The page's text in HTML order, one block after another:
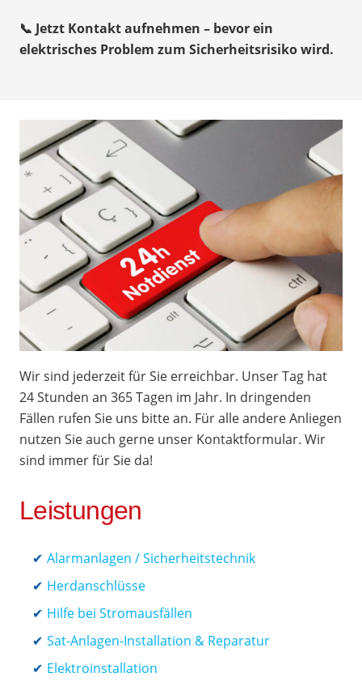
📞 Jetzt Kontakt aufnehmen – bevor ein
elektrisches Problem zum Sicherheitsrisiko wird.
Wir sind jederzeit für Sie erreichbar. Unser Tag hat
24 Stunden an 365 Tagen im Jahr. In dringenden
Fällen rufen Sie uns bitte an. Für alle andere Anliegen
nutzen Sie auch gerne unser Kontaktformular. Wir
sind immer für Sie da!
Leistungen
Alarmanlagen / Sicherheitstechnik
Herdanschlüsse
Hilfe bei Stromausfällen
Sat-Anlagen-Installation & Reparatur
Elektroinstallation